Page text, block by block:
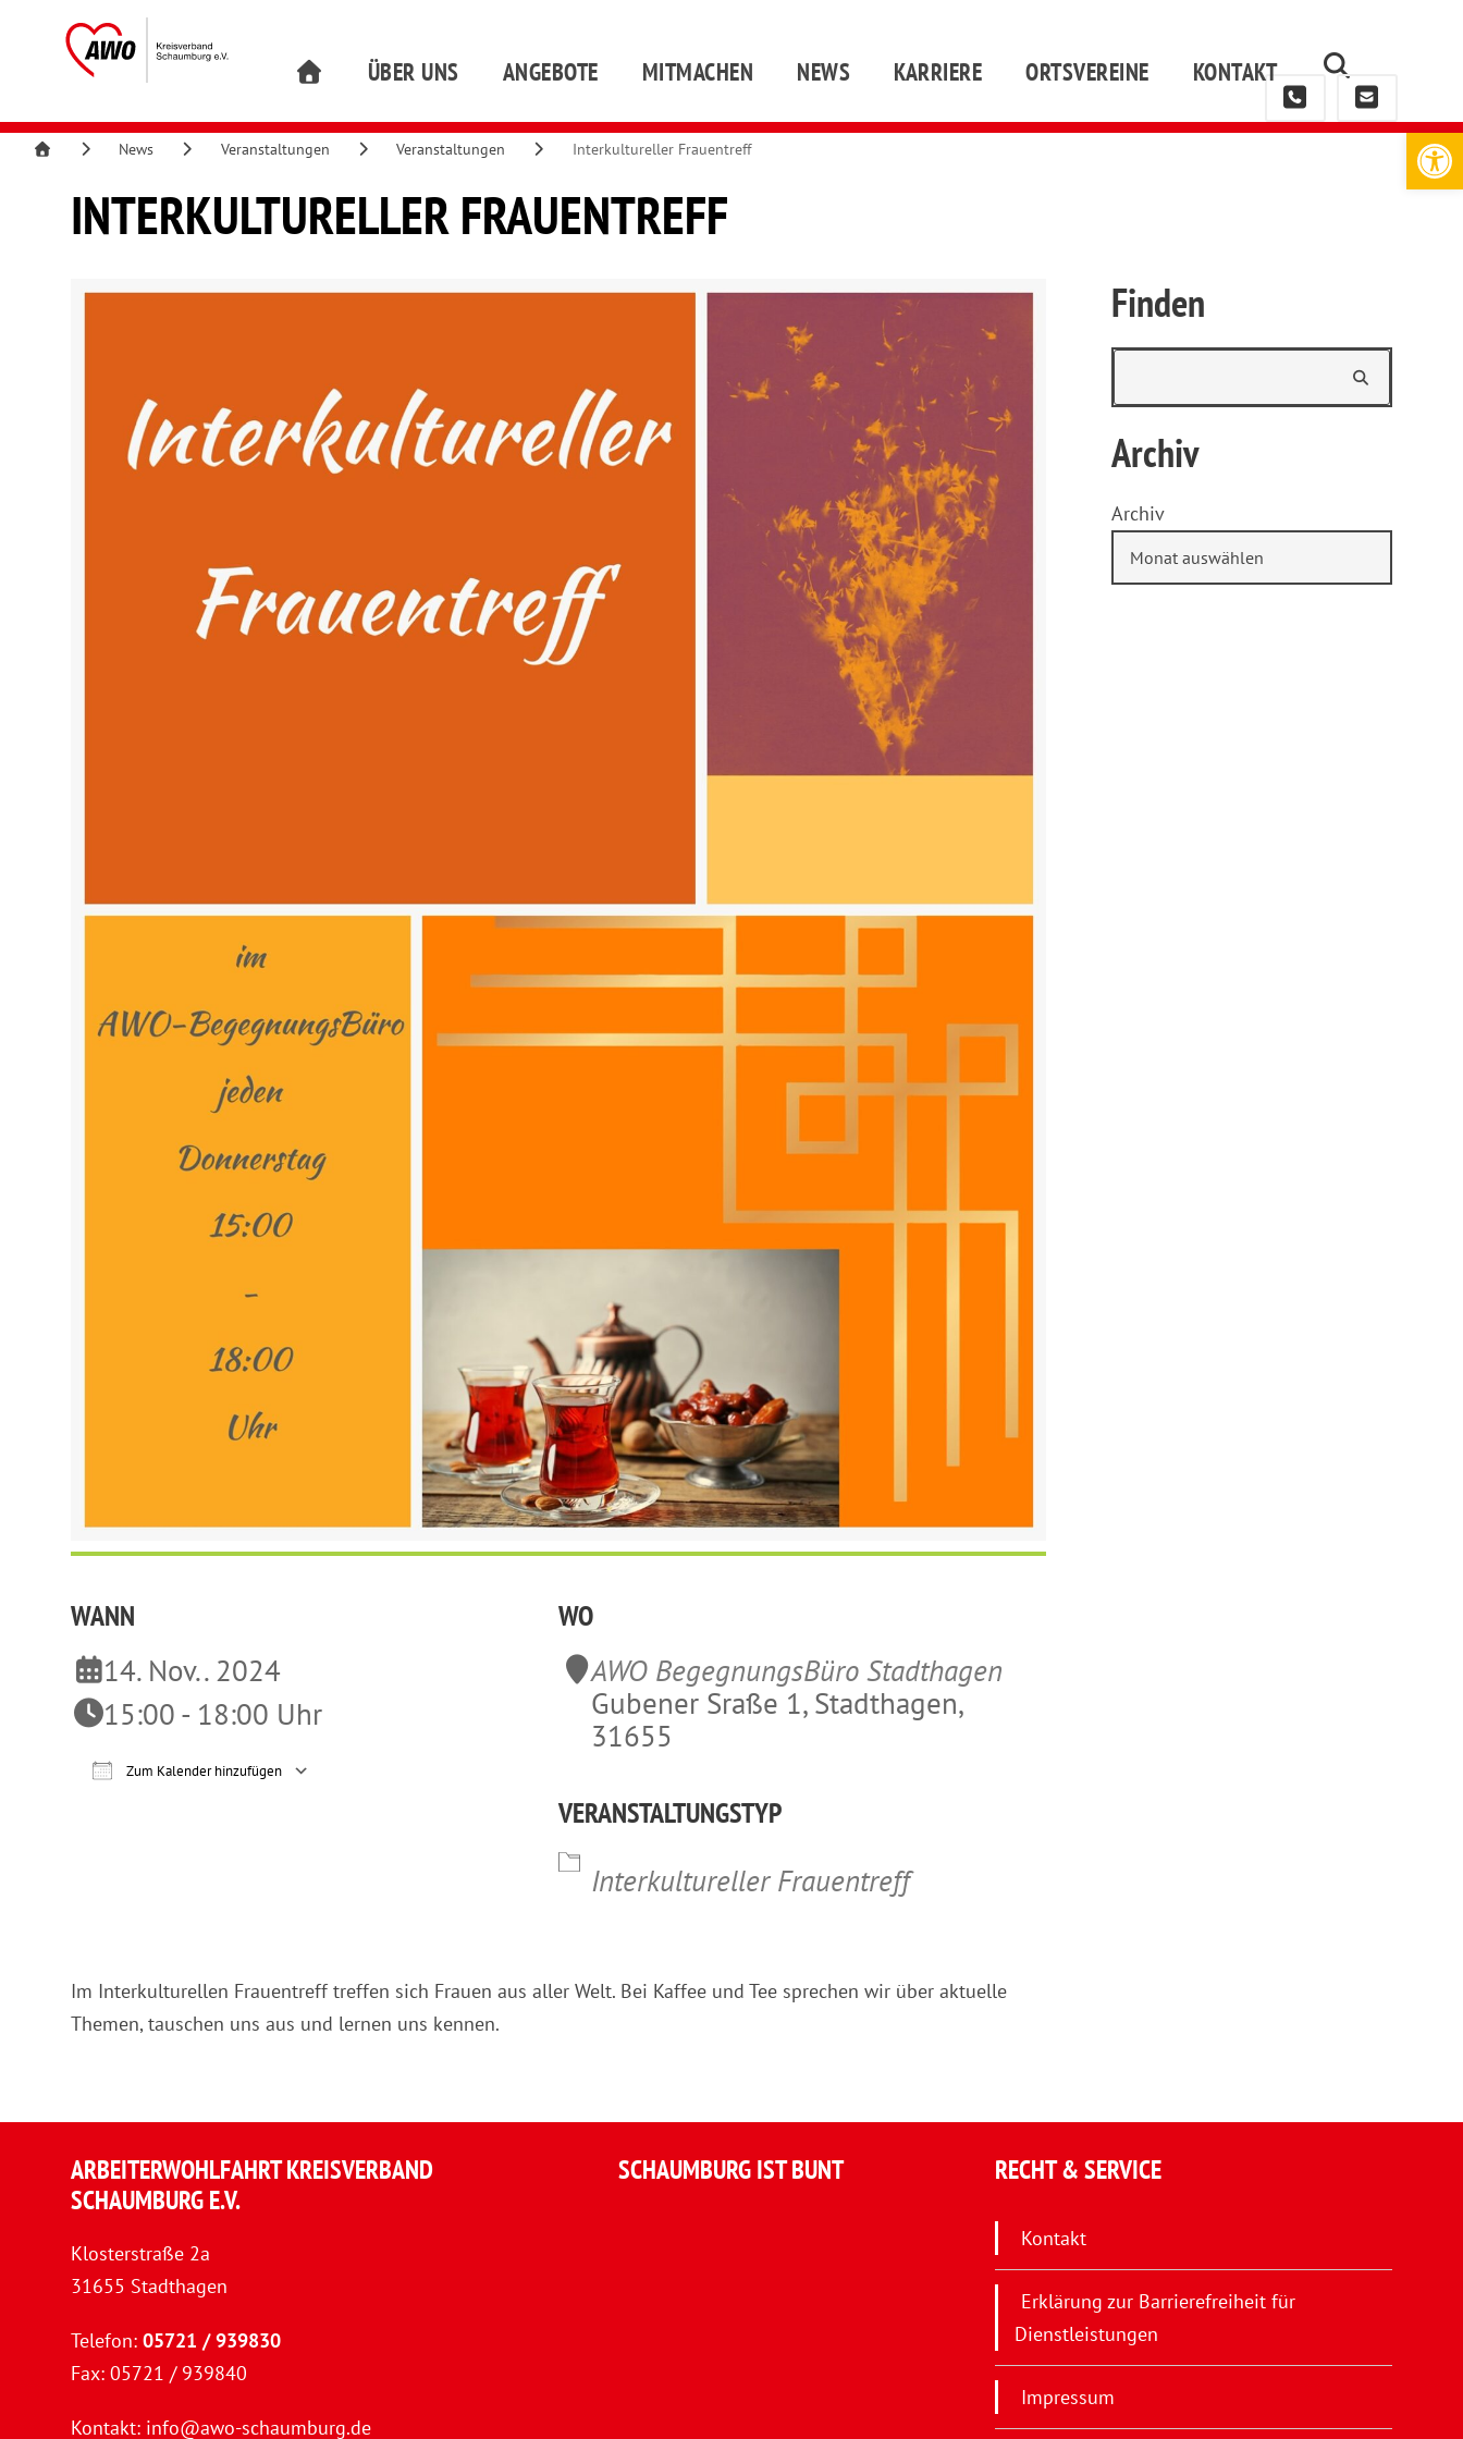
ÜBER UNS ANGEBOTE MITMACHEN NEWS KARRIERE ORTSVEREINE KONTAKT
News Veranstaltungen Veranstaltungen Interkultureller Frauentreff
INTERKULTURELLER FRAUENTREFF
WANN
14. Nov.. 2024
15:00 - 18:00 Uhr
Zum Kalender hinzufügen
Google Kalender iCalendar
WO
AWO BegegnungsBüro Stadthagen
Gubener Sraße 1, Stadthagen,
31655
VERANSTALTUNGSTYP
Interkultureller Frauentreff
Im Interkulturellen Frauentreff treffen sich Frauen aus aller Welt. Bei Kaffee und Tee sprechen wir über aktuelle
Themen, tauschen uns aus und lernen uns kennen.
Finden
Archiv
Archiv
ARBEITERWOHLFAHRT KREISVERBAND
SCHAUMBURG E.V.
Klosterstraße 2a
31655 Stadthagen
Telefon: 05721 / 939830
Fax: 05721 / 939840
Kontakt: info@awo-schaumburg.de
SCHAUMBURG IST BUNT RECHT & SERVICE
Kontakt
Erklärung zur Barrierefreiheit für
Dienstleistungen
Impressum
Werkzeugleiste öffnen